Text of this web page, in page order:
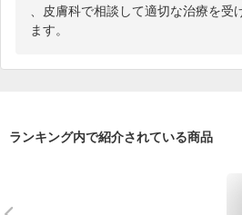
、皮膚科で相談して適切な治療を受
ます。
ランキング内で紹介されている商品